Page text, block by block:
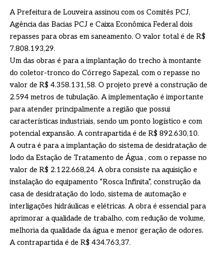
A Prefeitura de Louveira assinou com os Comitês PCJ,
Agência das Bacias PCJ e Caixa Econômica Federal dois
repasses para obras em saneamento. O valor total é de R$
7.808.193,29.
Um das obras é para a implantação do trecho à montante
do coletor-tronco do Córrego Sapezal, com o repasse no
valor de R$ 4.358.131,58. O projeto prevê a construção de
2.594 metros de tubulação. A implementação é importante
para atender principalmente a região que possui
características industriais, sendo um ponto logístico e com
potencial expansão. A contrapartida é de R$ 892.630,10.
A outra é para a implantação do sistema de desidratação de
lodo da Estação de Tratamento de Água , com o repasse no
valor de R$ 2.122.668,24. A obra consiste na aquisição e
instalação do equipamento “Rosca Infinita”, construção da
casa de desidratação do lodo, sistema de automação e
interligações hidráulicas e elétricas. A obra é essencial para
aprimorar a qualidade de trabalho, com redução de volume,
melhoria da qualidade da água e menor geração de odores.
A contrapartida é de R$ 434.763,37.